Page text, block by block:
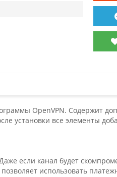
OpenVPN. Содержит
установки все элементы
если канал будет
использовать